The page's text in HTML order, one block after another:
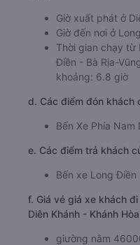
Giờ xuất phát ở
Giờ đến nơi ở
Thời gian chạy từ
Điền - Bà Rịa-
khoảng: 6.8 giờ
d. Các điểm đón khách
Bến Xe Phía Nam
e. Các điểm trả khách
Bến xe Long Điền
f. Giá vé giá xe khách
Diên Khánh - Khánh
giường nằm